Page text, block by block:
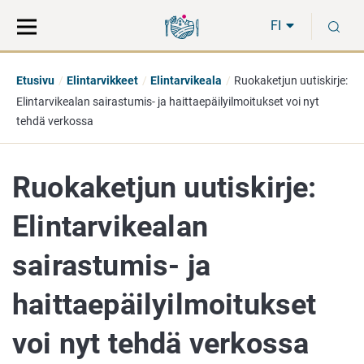
suoraan
sisältöön
koko
sivuston
FI
Etusivu Elintarvikkeet Elintarvikeala
Ruokaketjun uutiskirje:
Elintarvikealan sairastumis- ja haittaepäilyilmoitukset voi nyt
tehdä verkossa
Ruokaketjun uutiskirje:
Elintarvikealan
sairastumis- ja
haittaepäilyilmoitukset
voi nyt tehdä verkossa